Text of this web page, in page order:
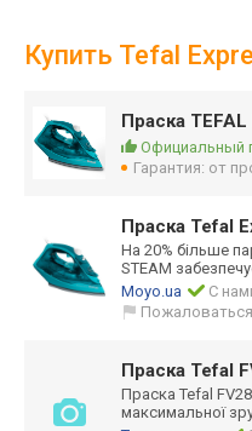
Купить Tefal
Праска
Официальный
Гарантия: от
Праска Tefal
На 20% більше
STEAM
Moyo.ua
С
Пожаловаться
Праска Tefal
Праска Tefal
максимальної